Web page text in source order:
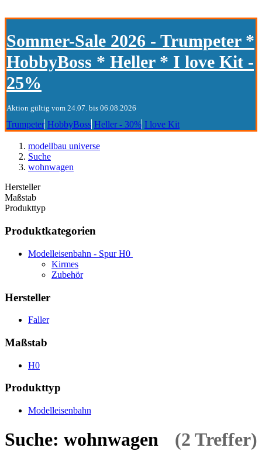
Sommer-Sale 2026 - Trumpeter *
HobbyBoss * Heller * I love Kit -
25%
Aktion gültig vom 24.07. bis 06.08.2026
Trumpeter HobbyBoss Heller - 30% I love Kit
modellbau universe
Suche
wohnwagen
Hersteller
Maßstab
Produkttyp
Produktkategorien
Modelleisenbahn - Spur H0
Kirmes
Zubehör
Hersteller
Faller
Maßstab
H0
Produkttyp
Modelleisenbahn
Suche: wohnwagen (2 Treffer)